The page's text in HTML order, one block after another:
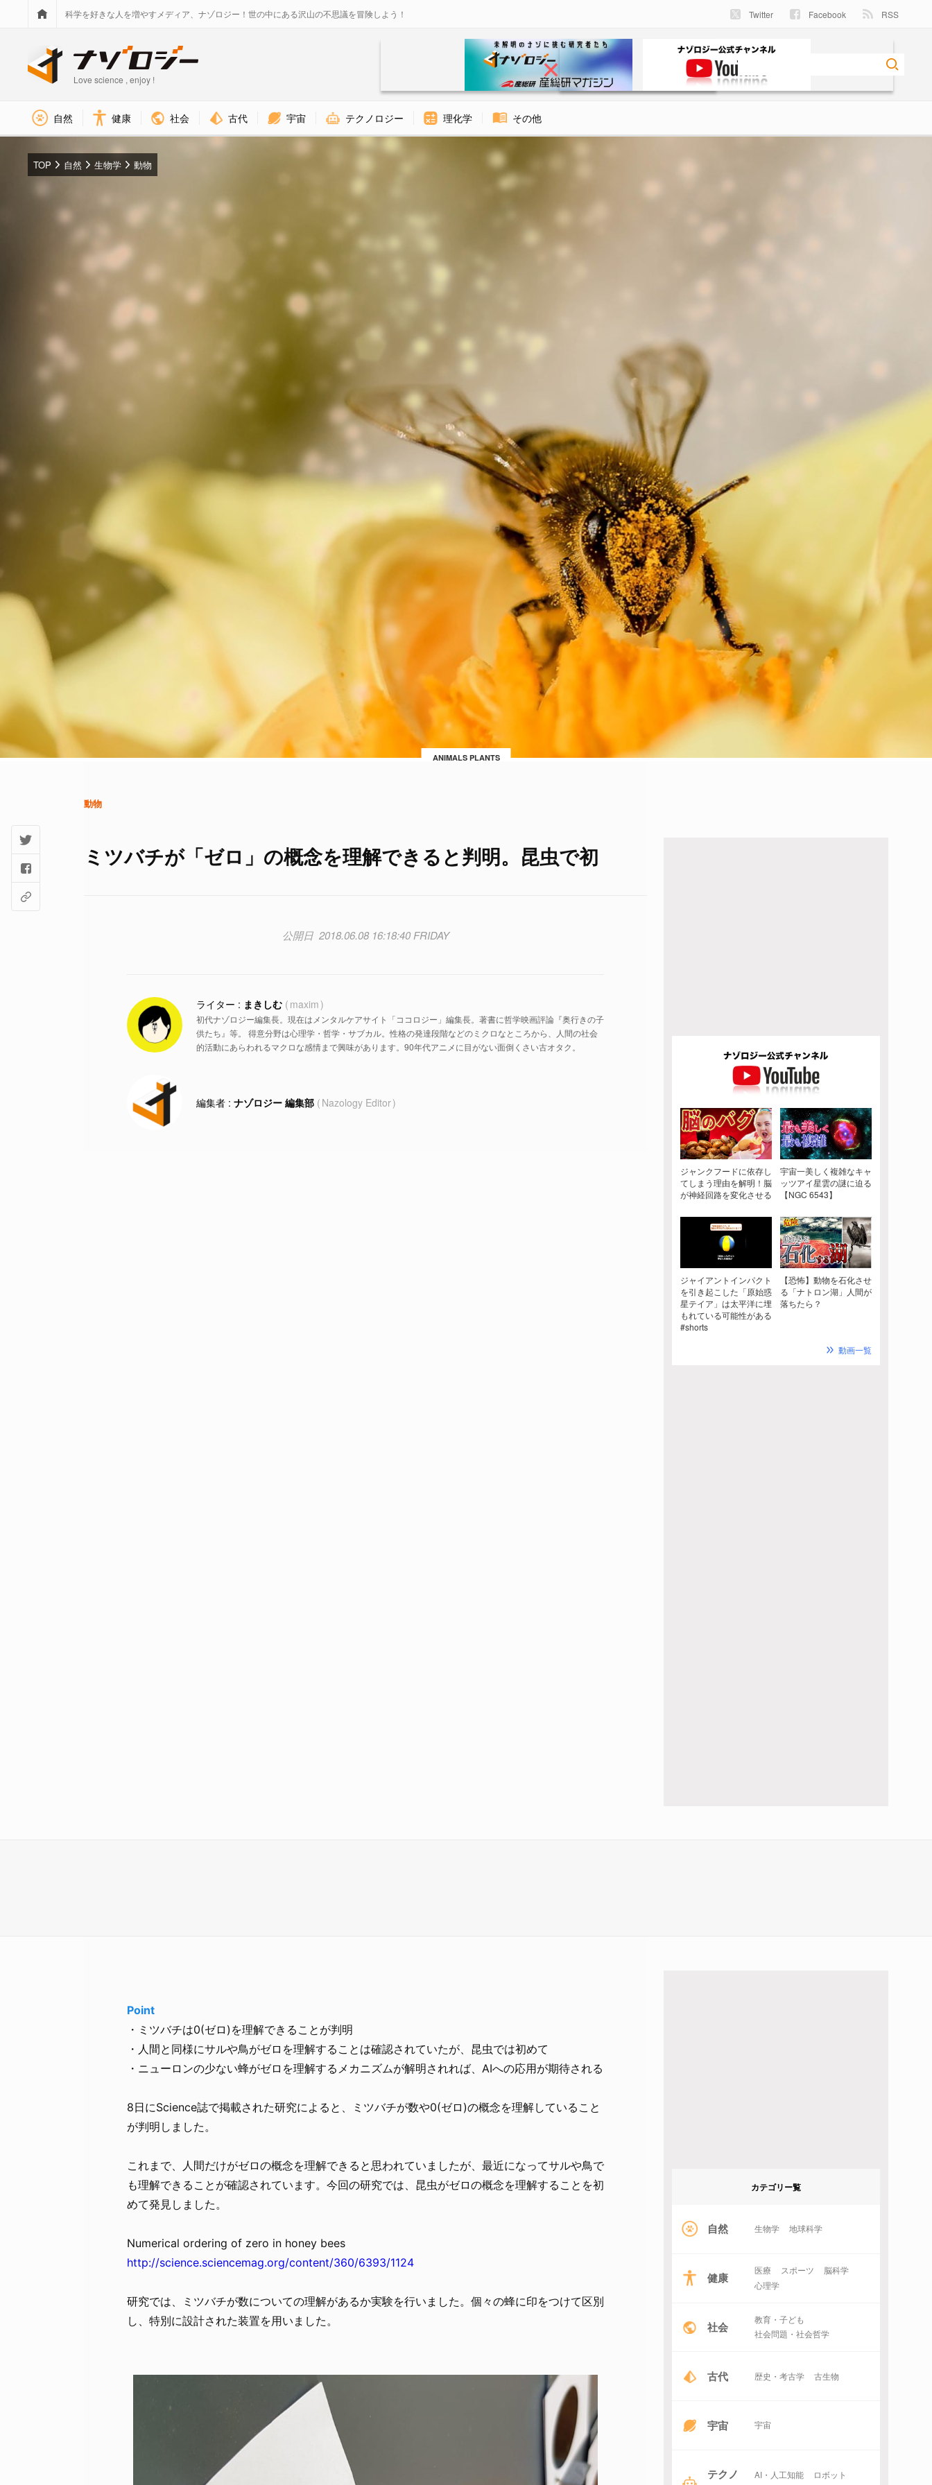
科学を好きな人を増やすメディア、ナゾロジー！世の中にある沢山の不思議を冒険しよう！ Twitter Facebook RSS
Love science , enjoy !
自然 健康 社会 古代 宇宙 テクノロジー 理化学 その他
ANIMALS PLANTS
TOP 自然 生物学 動物
動物
ミツバチが「ゼロ」の概念を理解できると判明。昆虫で初
2018.06.08 16:18:40 FRIDAY
まきしむ maxim
初代ナゾロジー編集長。現在はメンタルケアサイト「ココロジー」編集長。著書に哲学映画評論『奥行きの子
供たち』等。 得意分野は心理学・哲学・サブカル。性格の発達段階などのミクロなところから、人間の社会
的活動にあらわれるマクロな感情まで興味があります。90年代アニメに目がない面倒くさい古オタク。
ナゾロジー 編集部 Nazology Editor
ジャンクフードに依存し
てしまう理由を解明！脳
が神経回路を変化させる
宇宙一美しく複雑なキャ
ッツアイ星雲の謎に迫る
【NGC 6543】
ジャイアントインパクト
を引き起こした「原始惑
星テイア」は太平洋に埋
もれている可能性がある
#shorts
【恐怖】動物を石化させ
る「ナトロン湖」人間が
落ちたら？
動画一覧
Point
・ミツバチは0(ゼロ)を理解できることが判明
・人間と同様にサルや鳥がゼロを理解することは確認されていたが、昆虫では初めて
・ニューロンの少ない蜂がゼロを理解するメカニズムが解明されれば、AIへの応用が期待される
8日にScience誌で掲載された研究によると、ミツバチが数や0(ゼロ)の概念を理解していること
が判明しました。
これまで、人間だけがゼロの概念を理解できると思われていましたが、最近になってサルや鳥で
も理解できることが確認されています。今回の研究では、昆虫がゼロの概念を理解することを初
めて発見しました。
Numerical ordering of zero in honey bees
http://science.sciencemag.org/content/360/6393/1124
研究では、ミツバチが数についての理解があるか実験を行いました。個々の蜂に印をつけて区別
し、特別に設計された装置を用いました。
カテゴリー覧
自然 生物学 地球科学
健康 医療 スポーツ
脳科学
心理学
社会
教育・子ども
社会問題・社会哲学
古代 歴史・考古学 古生物
宇宙 宇宙
テクノ
AI・人工知能
ロボット